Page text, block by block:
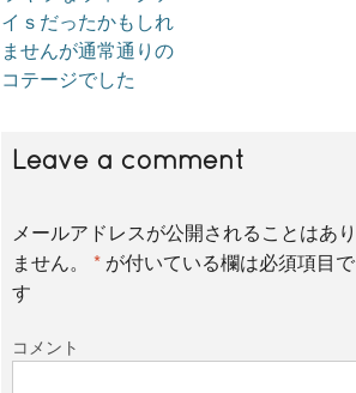
イｓだったかもしれ
ませんが通常通りの
コテージでした
Leave a comment
メールアドレスが公開されることはあり
ません。
* が付いている欄は必須項目で
す
コメント